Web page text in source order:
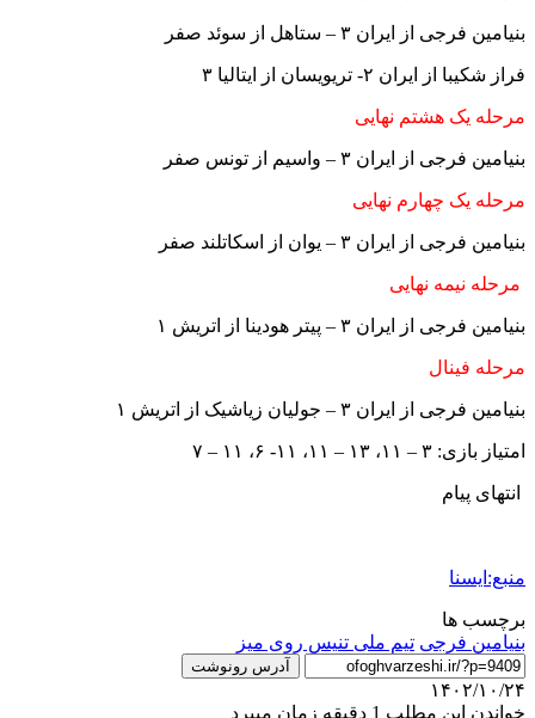
بنیامین فرجی از ایران ۳ – ستاهل از سوئد صفر
فراز شکیبا از ایران ۲- تریویسان از ایتالیا ۳
مرحله یک هشتم نهایی
بنیامین فرجی از ایران ۳ – واسیم از تونس صفر
مرحله یک چهارم نهایی
بنیامین فرجی از ایران ۳ – یوان از اسکاتلند صفر
مرحله نیمه نهایی
بنیامین فرجی از ایران ۳ – پیتر هودینا از اتریش ۱
مرحله فینال
بنیامین فرجی از ایران ۳ – جولیان زیاشیک از اتریش ۱
امتیاز بازی: ۳ – ۱۱، ۱۳ – ۱۱، ۱۱- ۶، ۱۱ – ۷
انتهای پیام
منبع:ایسنا
برچسب ها
بنیامین فرجی تیم ملی تنیس روی میز
آدرس رونوشت
۱۴۰۲/۱۰/۲۴
خواندن این مطلب 1 دقیقه زمان میبرد